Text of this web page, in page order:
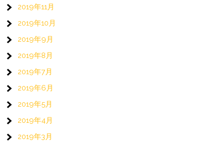
2019年11月
2019年10月
2019年9月
2019年8月
2019年7月
2019年6月
2019年5月
2019年4月
2019年3月